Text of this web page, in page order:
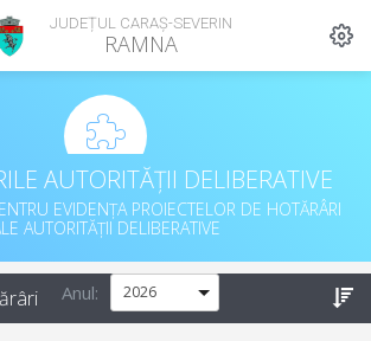
JUDEȚUL CARAȘ-SEVERIN
RAMNA
AUTORITĂȚII DELIBERATIVE
EVIDENȚA PROIECTELOR DE HOTĂRÂRI
AUTORITĂȚII DELIBERATIVE
Anul: